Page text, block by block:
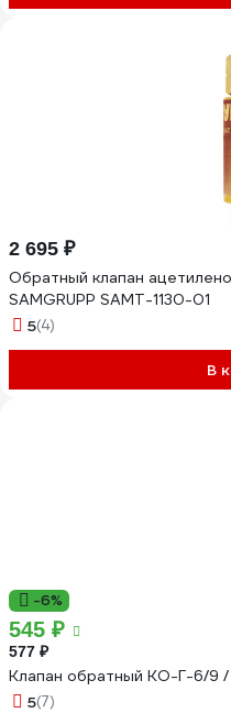
2 695 ₽
Обратный клапан
SAMGRUPP SAMT-1130-01
5(4)
В
-6%
545 ₽
577 ₽
Клапан обратный КО-Г-6/9
5(7)